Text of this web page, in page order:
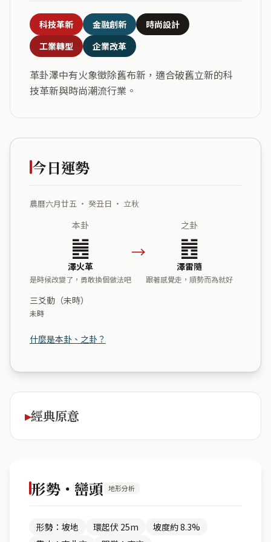
科技革新 金融創新
時尚設計
工業轉型
企業改革
革卦澤中有火象徵除舊布新，適合破舊立新的科
技革新與時尚潮流行業。
今日運勢
農曆六月廿五 ・ 癸丑日 ・ 立秋
本卦
䷰
澤火革
是時候改變了，勇敢換個做法吧
→
之卦
䷐
澤雷隨
跟著感覺走，順勢而為就好
三爻動（未時）
未時
什麼是本卦、之卦？
經典原意
形勢・巒頭 地形分析
形勢：坡地 環起伏 25m
坡度約 8.3%